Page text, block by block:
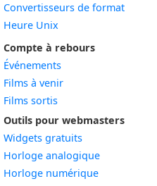
Convertisseurs de format
Heure Unix
Compte à rebours
Événements
Films à venir
Films sortis
Outils pour webmasters
Widgets gratuits
Horloge analogiqueWidget
Horloge numériqueWidget